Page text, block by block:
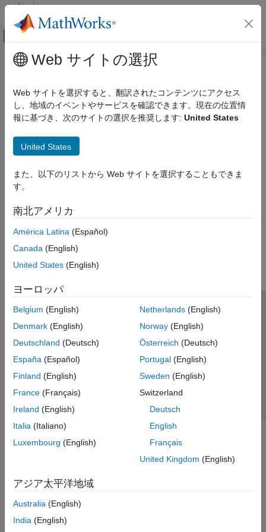
コンテンツへスキップ
オフキャンバス ナビゲーション メ
ドキュメンテーションのホーム
メインコンテンツ
Web サイトの選択
Web サイトを選択すると、翻訳されたコンテンツにアクセス
し、地域のイベントやサービスを確認できます。現在の位置情
報に基づき、次のサイトの選択を推奨します: United States
United States
また、以下のリストから Web サイトを選択することもできま
す。
南北アメリカ
América Latina (Español)
Canada (English)
United States (English)
ヨーロッパ
Belgium (English)
Denmark (English)
Deutschland (Deutsch)
España (Español)
Finland (English)
France (Français)
Ireland (English)
Italia (Italiano)
Luxembourg (English)
Netherlands(English)
Norway(English)
Österreich (Deutsch)
Portugal(English)
Sweden (English)
Switzerland
Deutsch
English
Français
United Kingdom (English)
アジア太平洋地域
Australia (English)
India (English)
トラストセンター
プライバシー ポリシー
違法コピー防止
アプリケーション ステータス
© 1994-2026 The MathWorks, Inc.